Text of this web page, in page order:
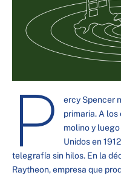
P
ercy Spencer
primaria. A los
molino y
Unidos en
telegrafía sin hilos. En la
Raytheon, empresa que